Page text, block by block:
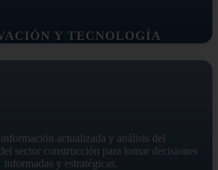
Y TECNOLOGÍA
actualizada y análisis del
sector construcción para tomar decisiones
informadas y estratégicas.